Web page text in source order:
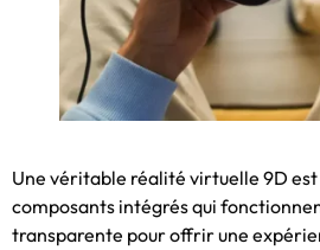
Une véritable réalité virtuelle 9D
composants intégrés qui
transparente pour offrir une